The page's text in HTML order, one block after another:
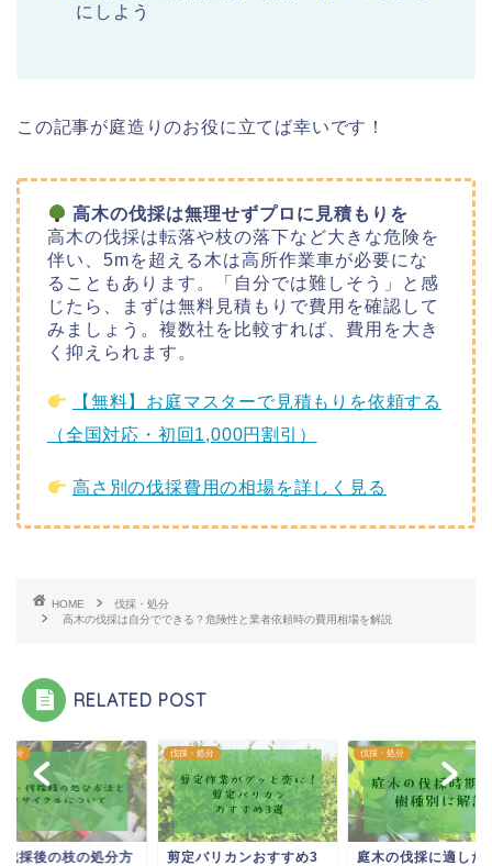
にしよう
この記事が庭造りのお役に立てば幸いです！
高木の伐採は無理せずプロに見積もりを
高木の伐採は転落や枝の落下など大きな危険を
伴い、5mを超える木は高所作業車が必要にな
ることもあります。「自分では難しそう」と感
じたら、まずは無料見積もりで費用を確認して
みましょう。複数社を比較すれば、費用を大き
く抑えられます。
【無料】お庭マスターで見積もりを依頼する
（全国対応・初回1,000円割引）
高さ別の伐採費用の相場を詳しく見る
HOME
伐採・処分
高木の伐採は自分でできる？危険性と業者依頼時の費用相場を解説
RELATED POST
処分
伐採後の枝の処分方
伐採・処分
剪定バリカンおすすめ3
伐採・処分
庭木の伐採に適した